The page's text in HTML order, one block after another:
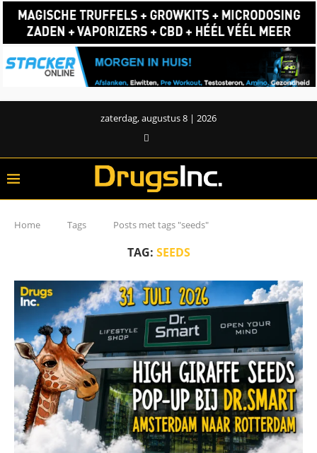
zaterdag, augustus 8 | 2026
Home Tags Posts met tags "seeds"
TAG: SEEDS